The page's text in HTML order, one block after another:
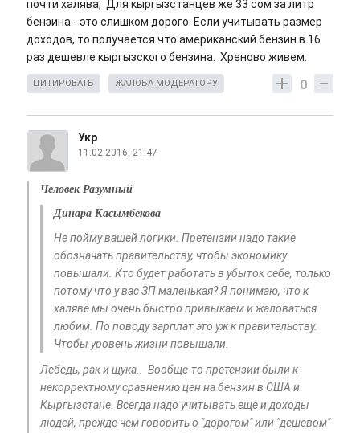
почти халява, Для кыргызстанцев же 33 сом за литр
бензина - это слишком дорого. Если учитывать размер
доходов, то получается что американский бензин в 16
раз дешевле кыргызского бензина. Хреново живем.
0
ЦИТИРОВАТЬ ЖАЛОБА МОДЕРАТОРУ
Укр
11.02.2016, 21:47
Человек Разумный
Динара Касымбекова
Не пойму вашей логики. Претензии надо такие
обозначать правительству, чтобы экономику
повышали. Кто будет работать в убыток себе, только
потому что у вас ЗП маленькая? Я понимаю, что к
халяве мы очень быстро привыкаем и жаловаться
любим. По поводу зарплат это уж к правительству.
Чтобы уровень жизни повышали.
Лебедь, рак и щука.. Вообще-то претензии были к
некорректному сравнению цен на бензин в США и
Кыргызстане. Всегда надо учитывать еще и доходы
людей, прежде чем говорить о "дорогом" или "дешевом"